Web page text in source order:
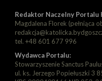
Redaktor Naczelny Portalu
Magdalena Florek (pełniąca
tel. +48 601 677 996
Wydawca Portalu:
Stowarzyszenie Sanctus
ul. ks. Jerzego Popiełuszki 3